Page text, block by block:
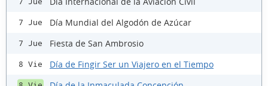
7 Jue Día Mundial del Algodón de Azúcar
7 Jue Fiesta de San Ambrosio
8 Vie Día de Fingir Ser un Viajero en el Tiempo